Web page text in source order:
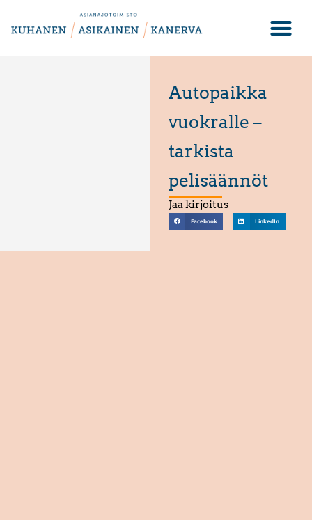
Autopaikka
vuokralle –
tarkista
pelisäännöt
Jaa kirjoitus
Facebook LinkedIn